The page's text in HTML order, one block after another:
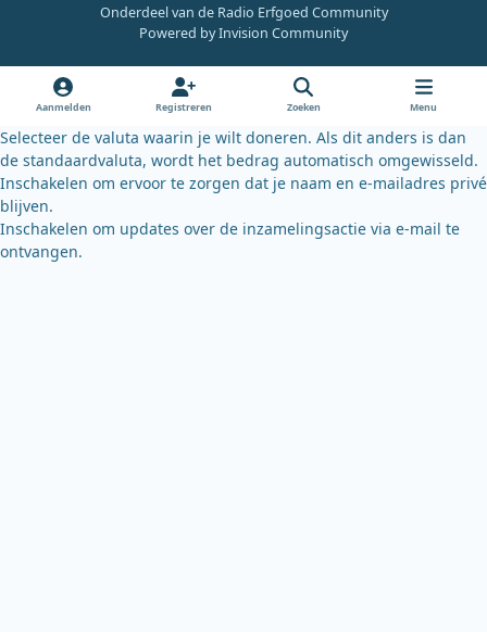
e
o
k
b
k
y
Onderdeel van de Radio Erfgoed Community
Powered byInvision Community
Aanmelden Registreren Zoeken Menu
Selecteer de valuta waarin je wilt doneren. Als dit anders is dan
de standaardvaluta, wordt het bedrag automatisch omgewisseld.
Inschakelen om ervoor te zorgen dat je naam en e-mailadres privé
blijven.
Inschakelen om updates over de inzamelingsactie via e-mail te
ontvangen.